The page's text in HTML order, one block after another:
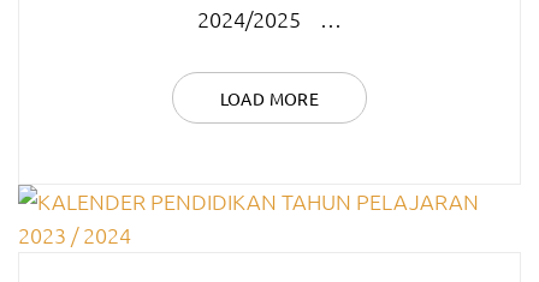
2024/2025 …
LOAD MORE